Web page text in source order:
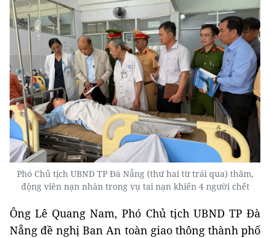
Phó Chủ tịch UBND TP Đà Nẵng (thứ hai từ trái qua) thăm,
động viên nạn nhân trong vụ tai nạn khiến 4 người chết
Ông Lê Quang Nam, Phó Chủ tịch UBND TP Đà
Nẵng đề nghị Ban An toàn giao thông thành phố